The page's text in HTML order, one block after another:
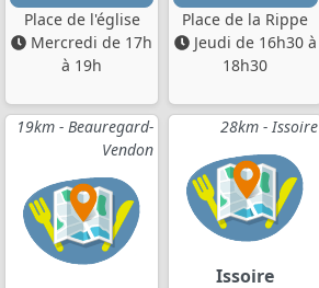
Place de l'église
Mercredi de 17h
à 19h
Place de la Rippe
Jeudi de 16h30 à
18h30
19km - Beauregard-
Vendon
28km - Issoire
Issoire